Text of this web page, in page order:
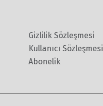
Gizlilik Sözleşmesi
Kullanıcı Sözleşmesi
Abonelik